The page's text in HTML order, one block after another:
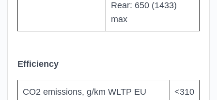
Rear: 650 (1433)
max
Efficiency
CO2 emissions, g/km WLTP EU
<310